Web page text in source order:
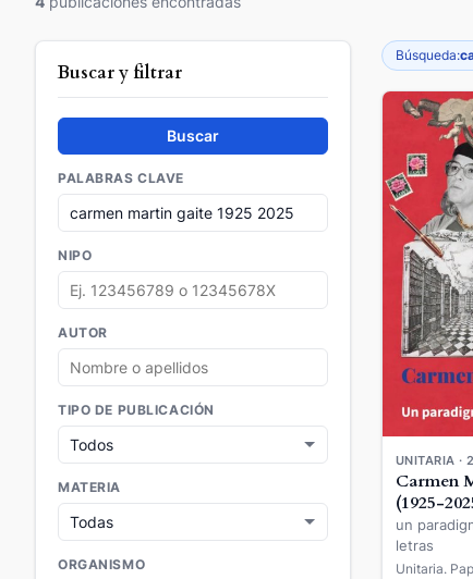
Buscar y filtrar
Buscar
PALABRAS CLAVE
NIPO
AUTOR
TIPO DE PUBLICACIÓN
MATERIA
ORGANISMO
Búsqueda:
UNITARIA ·
Carmen
(1925-
un
letras
Unitaria.